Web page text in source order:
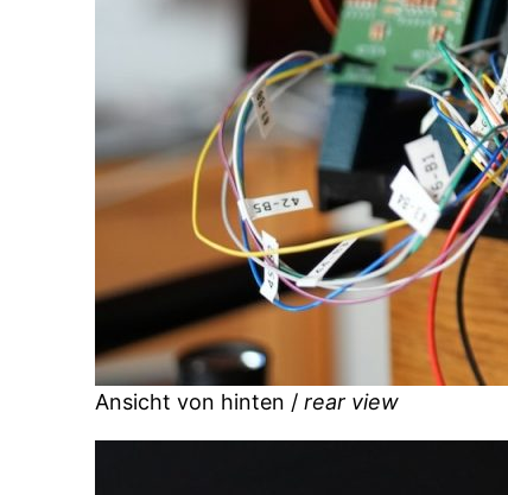
Ansicht von hinten / rear view